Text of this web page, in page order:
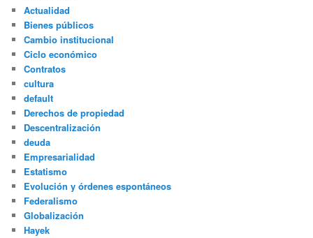
Actualidad
Bienes públicos
Cambio institucional
Ciclo económico
Contratos
cultura
default
Derechos de propiedad
Descentralización
deuda
Empresarialidad
Estatismo
Evolución y órdenes espontáneos
Federalismo
Globalización
Hayek